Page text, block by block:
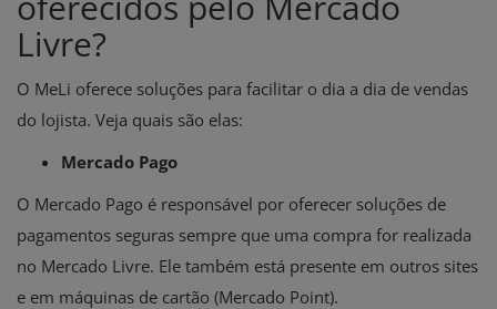
Livre?
O MeLi oferece soluções para facilitar o dia a dia de vendas
do lojista. Veja quais são elas:
Mercado Pago
O Mercado Pago é responsável por oferecer soluções de
pagamentos seguras sempre que uma compra for realizada
no Mercado Livre. Ele também está presente em outros sites
e em máquinas de cartão (Mercado Point).